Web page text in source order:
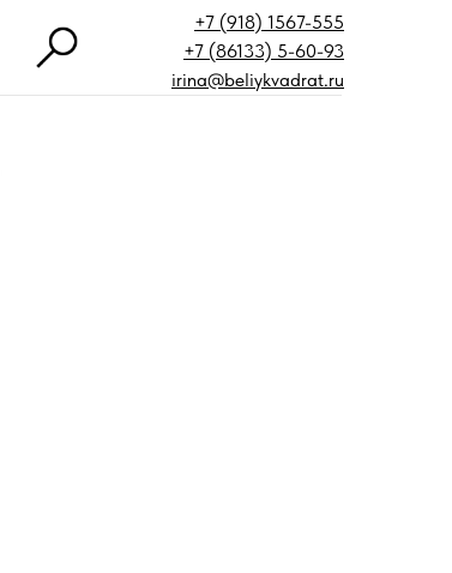
+7 (918) 1567-555
+7 (86133) 5-60-93
irina@beliykvadrat.ru